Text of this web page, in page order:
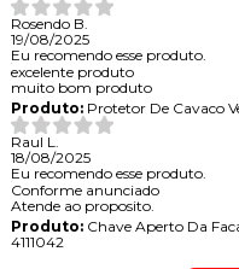
Rosendo B.
19/08/2025
Eu recomendo esse produto.
excelente produto
muito bom produto
Produto:Protetor De Cavaco
Raul L.
18/08/2025
Eu recomendo esse produto.
Conforme anunciado
Atende ao proposito.
Produto:Chave Aperto Da
4111042